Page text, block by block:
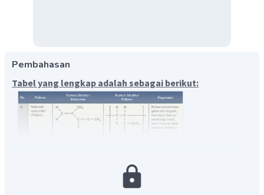
Pembahasan
Tabel yang lengkap adalah sebagai berikut:
homopolimer yang dibentuk dari reaksi polimerisasi adisi
. Senyawa. ini juga dikenal